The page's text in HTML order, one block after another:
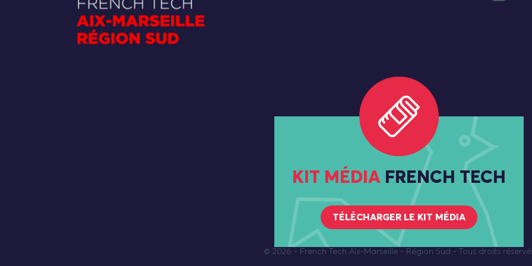
KIT MÉDIA FRENCH TECH
TÉLÉCHARGER LE KIT MÉDIA
© 2026 - French Tech Aix-Marseille - Région Sud - Tous droits